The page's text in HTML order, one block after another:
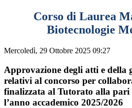
Corso di Laurea
Biotecnologie
Mercoledì, 29 Ottobre 2025 09:27
Approvazione degli atti e
relativi al concorso per
finalizzata al Tutorato alla pari
l’anno accademico 2025/2026